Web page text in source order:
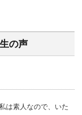
の声
は素人なので、いた